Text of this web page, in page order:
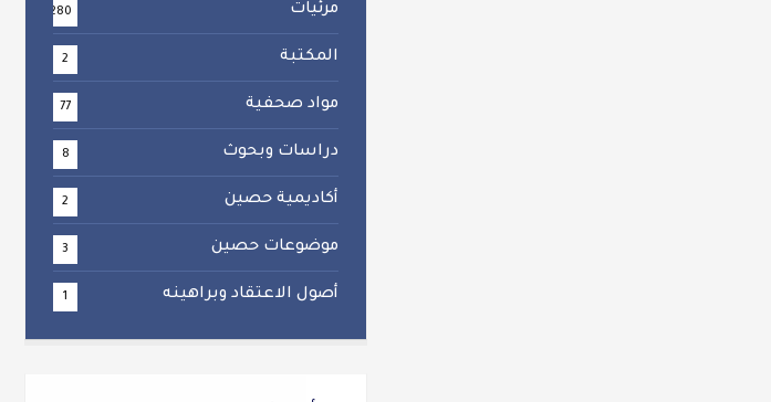
مرئيات 280
المكتبة 2
مواد صحفية 77
دراسات وبحوث 8
أكاديمية حصين 2
موضوعات حصين 3
أصول الاعتقاد وبراهينه 1